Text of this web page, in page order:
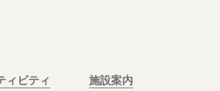
ィビティ 施設案内